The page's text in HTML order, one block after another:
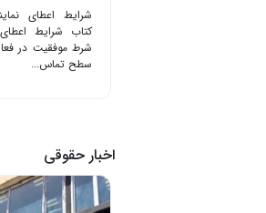
شرایط اعطای
کتاب شرایط
شرط موفقیت در
سطح تماس...
اخبار حقوقی